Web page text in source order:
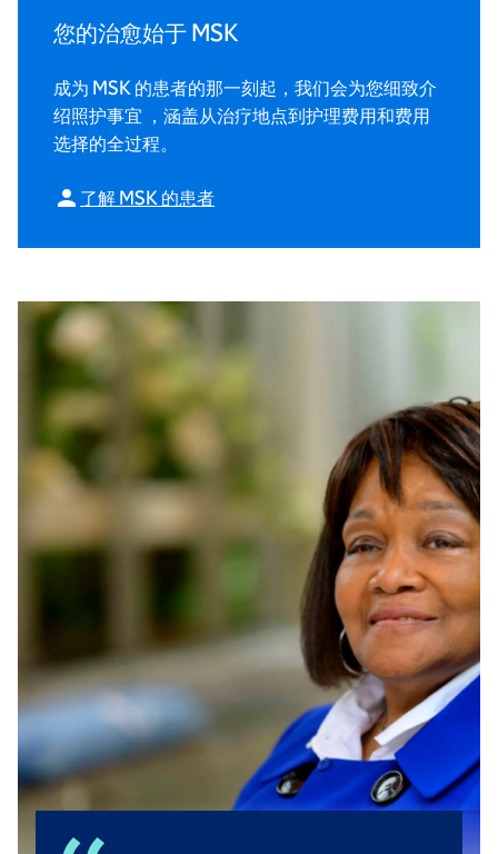
您的治愈始于 MSK
成为 MSK 的患者的那一刻起，我们会为您细致介
绍照护事宜 ，涵盖从治疗地点到护理费用和费用
选择的全过程。
了解 MSK 的患者